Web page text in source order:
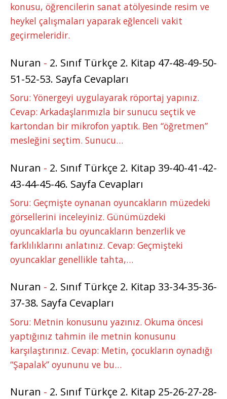
konusu, öğrencilerin sanat atölyesinde resim ve
heykel çalışmaları yaparak eğlenceli vakit
geçirmeleridir.
Nuran - 2. Sınıf Türkçe 2. Kitap 47-48-49-50-
51-52-53. Sayfa Cevapları
Soru: Yönergeyi uygulayarak röportaj yapınız.
Cevap: Arkadaşlarımızla bir sunucu seçtik ve
kartondan bir mikrofon yaptık. Ben “öğretmen”
mesleğini seçtim. Sunucu…
Nuran - 2. Sınıf Türkçe 2. Kitap 39-40-41-42-
43-44-45-46. Sayfa Cevapları
Soru: Geçmişte oynanan oyuncakların müzedeki
görsellerini inceleyiniz. Günümüzdeki
oyuncaklarla bu oyuncakların benzerlik ve
farklılıklarını anlatınız. Cevap: Geçmişteki
oyuncaklar genellikle tahta,…
Nuran - 2. Sınıf Türkçe 2. Kitap 33-34-35-36-
37-38. Sayfa Cevapları
Soru: Metnin konusunu yazınız. Okuma öncesi
yaptığınız tahmin ile metnin konusunu
karşılaştırınız. Cevap: Metin, çocukların oynadığı
“Şapalak” oyununu ve bu…
Nuran - 2. Sınıf Türkçe 2. Kitap 25-26-27-28-